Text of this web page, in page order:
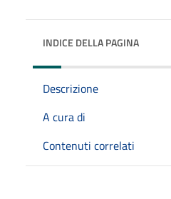
INDICE DELLA PAGINA
Descrizione
A cura di
Contenuti correlati